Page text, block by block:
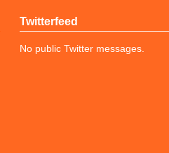
Twitterfeed
No public Twitter messages.